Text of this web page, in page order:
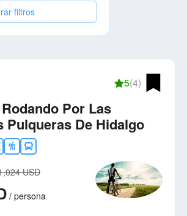
filtros
5(4)
Por Las
Pulqueras De Hidalgo
USD
/ persona